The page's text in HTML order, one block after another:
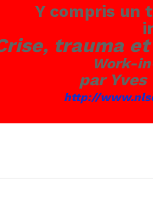
Y compris un
trauma
Work-
parYves
http://